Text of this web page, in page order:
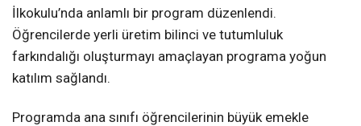
İlkokulu’nda anlamlı bir program düzenlendi.
Öğrencilerde yerli üretim bilinci ve tutumluluk
farkındalığı oluşturmayı amaçlayan programa yoğun
katılım sağlandı.
Programda ana sınıfı öğrencilerinin büyük emekle